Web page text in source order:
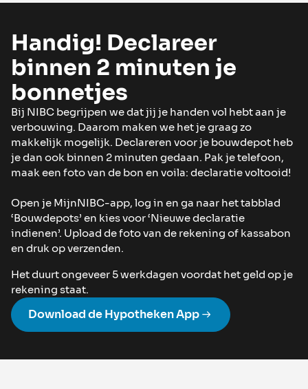
Handig! Declareer
binnen 2 minuten je
bonnetjes
Bij NIBC begrijpen we dat jij je handen vol hebt aan je
verbouwing. Daarom maken we het je graag zo
makkelijk mogelijk. Declareren voor je bouwdepot heb
je dan ook binnen 2 minuten gedaan. Pak je telefoon,
maak een foto van de bon en voila: declaratie voltooid!
Open je MijnNIBC-app, log in en ga naar het tabblad
‘Bouwdepots’ en kies voor ‘Nieuwe declaratie
indienen’. Upload de foto van de rekening of kassabon
en druk op verzenden.
Het duurt ongeveer 5 werkdagen voordat het geld op je
rekening staat.
Download de Hypotheken App